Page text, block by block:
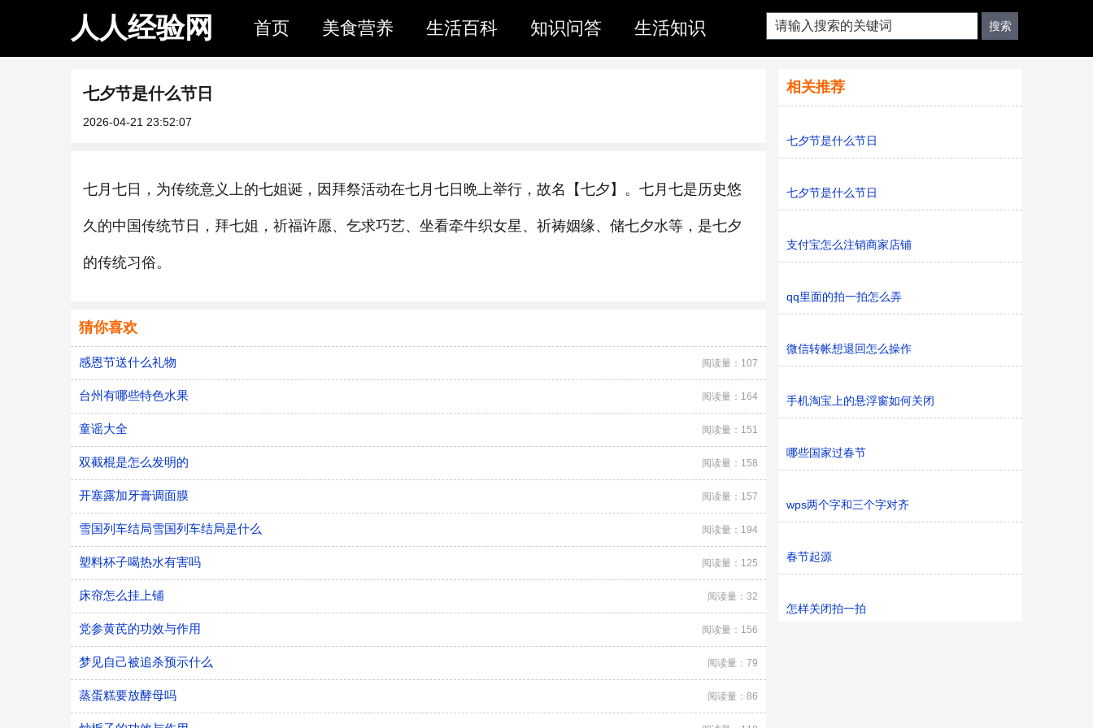
人人经验网 首页 美食营养 生活百科 知识问答 生活知识
七夕节是什么节日
2026-04-21 23:52:07
七月七日，为传统意义上的七姐诞，因拜祭活动在七月七日晩上举行，故名【七夕】。七月七是历史悠
久的中国传统节日，拜七姐，祈福许愿、乞求巧艺、坐看牵牛织女星、祈祷姻缘、储七夕水等，是七夕
的传统习俗。
猜你喜欢
感恩节送什么礼物 阅读量：107
台州有哪些特色水果 阅读量：164
童谣大全 阅读量：151
双截棍是怎么发明的 阅读量：158
开塞露加牙膏调面膜 阅读量：157
雪国列车结局雪国列车结局是什么 阅读量：194
塑料杯子喝热水有害吗 阅读量：125
床帘怎么挂上铺 阅读量：32
党参黄芪的功效与作用 阅读量：156
梦见自己被追杀预示什么 阅读量：79
蒸蛋糕要放酵母吗 阅读量：86
相关推荐
七夕节是什么节日
七夕节是什么节日
支付宝怎么注销商家店铺
qq里面的拍一拍怎么弄
微信转帐想退回怎么操作
手机淘宝上的悬浮窗如何关闭
哪些国家过春节
wps两个字和三个字对齐
春节起源
怎样关闭拍一拍